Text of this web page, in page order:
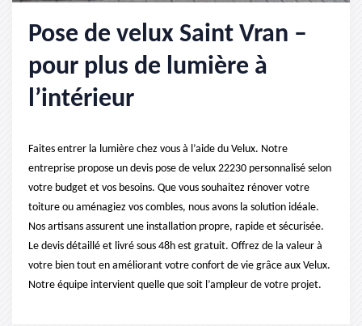
Pose de velux Saint Vran –
pour plus de lumière à
l’intérieur
Faites entrer la lumière chez vous à l’aide du Velux. Notre
entreprise propose un devis pose de velux 22230 personnalisé selon
votre budget et vos besoins. Que vous souhaitez rénover votre
toiture ou aménagiez vos combles, nous avons la solution idéale.
Nos artisans assurent une installation propre, rapide et sécurisée.
Le devis détaillé et livré sous 48h est gratuit. Offrez de la valeur à
votre bien tout en améliorant votre confort de vie grâce aux Velux.
Notre équipe intervient quelle que soit l’ampleur de votre projet.